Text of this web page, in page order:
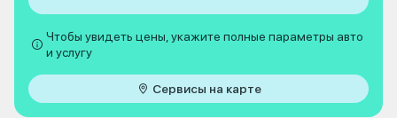
Чтобы увидеть цены, укажите полные параметры авто
и услугу
Сервисы на карте